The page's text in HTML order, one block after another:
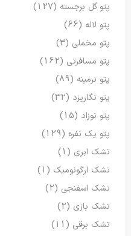
پتو گل برجسته (127)
پتو لاله (66)
پتو مخملی (3)
پتو مسافرتی (162)
پتو نرمینه (89)
پتو نگاریزد (32)
پتو نوزاد (15)
پتو یک نفره (129)
تشک ابری (1)
تشک ارگونومیک (1)
تشک اسفنجی (2)
تشک بازی (2)
تشک برقی (11)